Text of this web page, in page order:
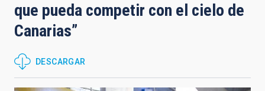
que pueda competir con el cielo de
Canarias”
DESCARGAR